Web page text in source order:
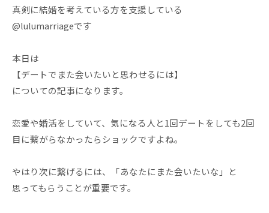
真剣に結婚を考えている方を支援している
@lulumarriageです
本日は
【デートでまた会いたいと思わせるには】
についての記事になります。
恋愛や婚活をしていて、気になる人と1回デートをしても2回
目に繋がらなかったらショックですよね。
やはり次に繋げるには、「あなたにまた会いたいな」と
思ってもらうことが重要です。